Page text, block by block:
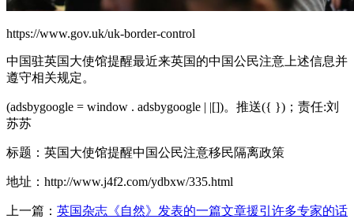
https://www.gov.uk/uk-border-control
中国驻英国大使馆提醒最近来英国的中国公民注意上述信息并
遵守相关规定。
(adsbygoogle = window . adsbygoogle | |[])。推送({ })；责任:刘
苏苏
标题：英国大使馆提醒中国公民注意移民隔离政策
地址：http://www.j4f2.com/ydbxw/335.html
上一篇： 英国杂志《自然》发表的一篇文章援引许多专家的话